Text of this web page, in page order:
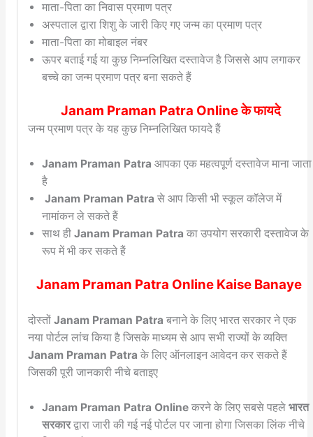
माता-पिता का निवास प्रमाण पत्र
अस्पताल द्वारा शिशु के जारी किए गए जन्म का प्रमाण पत्र
माता-पिता का मोबाइल नंबर
ऊपर बताई गई या कुछ निम्नलिखित दस्तावेज है जिससे आप लगाकर
बच्चे का जन्म प्रमाण पत्र बना सकते हैं
Janam Praman Patra Online के फायदे
जन्म प्रमाण पत्र के यह कुछ निम्नलिखित फायदे हैं
Janam Praman Patra आपका एक महत्वपूर्ण दस्तावेज माना जाता
है
Janam Praman Patra से आप किसी भी स्कूल कॉलेज में
नामांकन ले सकते हैं
साथ हीJanam Praman Patra का उपयोग सरकारी दस्तावेज के
रूप में भी कर सकते हैं
Janam Praman Patra Online Kaise Banaye
दोस्तोंJanam Praman Patra बनाने के लिए भारत सरकार ने एक
नया पोर्टल लांच किया है जिसके माध्यम से आप सभी राज्यों के व्यक्ति
Janam Praman Patra के लिए ऑनलाइन आवेदन कर सकते हैं
जिसकी पूरी जानकारी नीचे बताइए
Janam Praman Patra Onlineकरने के लिए सबसे पहलेभारत
सरकारद्वारा जारी की गई नई पोर्टल पर जाना होगा जिसका लिंक नीचे